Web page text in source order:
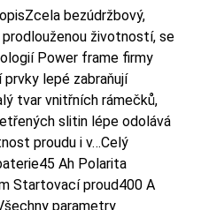
bezúdržbový,
životností, se
Power frame firmy
lepé zabraňují
tvar vnitřních rámečků,
slitin lépe odolává
proudu i v…Celý
Ah Polarita
Startovací proud400 A
parametry